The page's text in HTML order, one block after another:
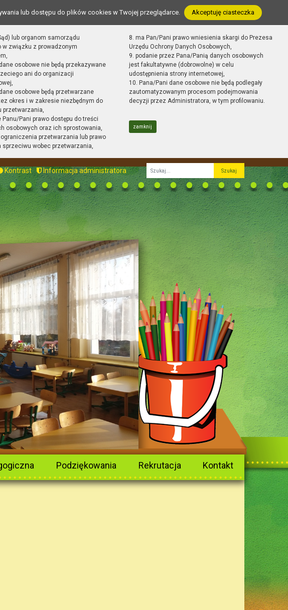
lub dostępu do plików cookies w Twojej przeglądarce. Akceptuję ciasteczka
lub organom samorządu
w związku z prowadzonym
osobowe nie będą przekazywane
ani do organizacji
osobowe będą przetwarzane
okres i w zakresie niezbędnym do
przetwarzania,
Panu/Pani prawo dostępu do treści
osobowych oraz ich sprostowania,
przetwarzania lub prawo
sprzeciwu wobec przetwarzania,
8. ma Pan/Pani prawo wniesienia skargi do Prezesa
Urzędu Ochrony Danych Osobowych,
9. podanie przez Pana/Panią danych osobowych
jest fakultatywne (dobrowolne) w celu
udostępnienia strony internetowej,
10. Pana/Pani dane osobowe nie będą podlegały
zautomatyzowanym procesom podejmowania
decyzji przez Administratora, w tym profilowaniu.
zamknij
Kontrast Informacja administratora
Fraza
Podziękowania Rekrutacja Kontakt